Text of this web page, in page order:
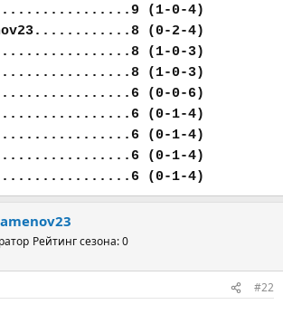
(1-0-4)
(0-2-4)
(1-0-3)
(1-0-3)
(0-0-6)
(0-1-4)
(0-1-4)
(0-1-4)
(0-1-4)
Рейтинг сезона: 0
#22